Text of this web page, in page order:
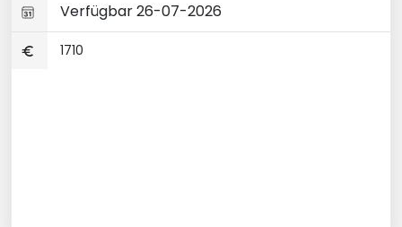
Verfügbar 26-07-2026
1710